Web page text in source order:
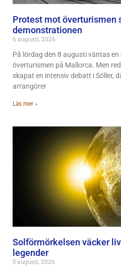
Protest mot överturismen
demonstrationen
6 augusti, 2026
På lördag den 8 augusti väntas
överturismen på Mallorca. Men
skapat en intensiv debatt i Sóller,
arrangörer
Läs mer »
Solförmörkelsen väcker
legender
5 augusti, 2026